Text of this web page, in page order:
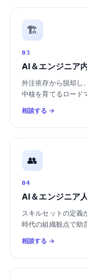
🏗️
03
AI＆エンジニア
外注依存から脱却し
中核を育てるロード
相談する →
👥
04
AI＆エンジニア
スキルセットの定義
時代の組織観点で助
相談する →